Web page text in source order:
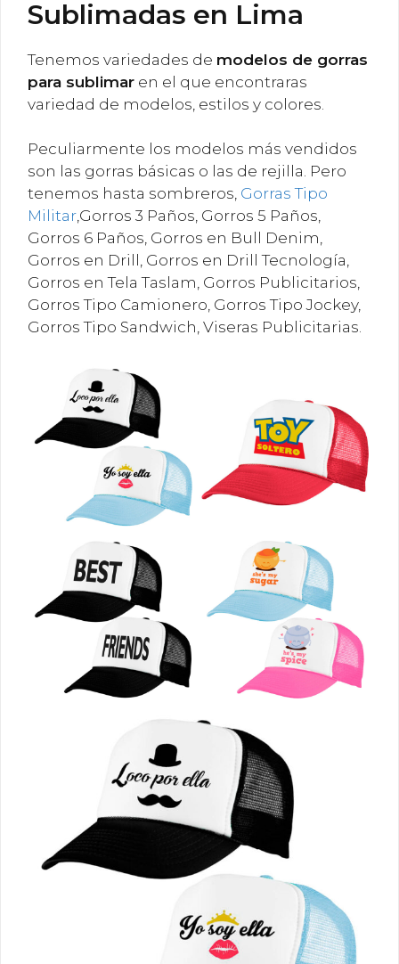
Sublimadas en Lima
Tenemos variedades de modelos de gorras
para sublimar en el que encontraras
variedad de modelos, estilos y colores.
Peculiarmente los modelos más vendidos
son las gorras básicas o las de rejilla. Pero
tenemos hasta sombreros, Gorras Tipo
Militar,Gorros 3 Paños, Gorros 5 Paños,
Gorros 6 Paños, Gorros en Bull Denim,
Gorros en Drill, Gorros en Drill Tecnología,
Gorros en Tela Taslam, Gorros Publicitarios,
Gorros Tipo Camionero, Gorros Tipo Jockey,
Gorros Tipo Sandwich, Viseras Publicitarias.